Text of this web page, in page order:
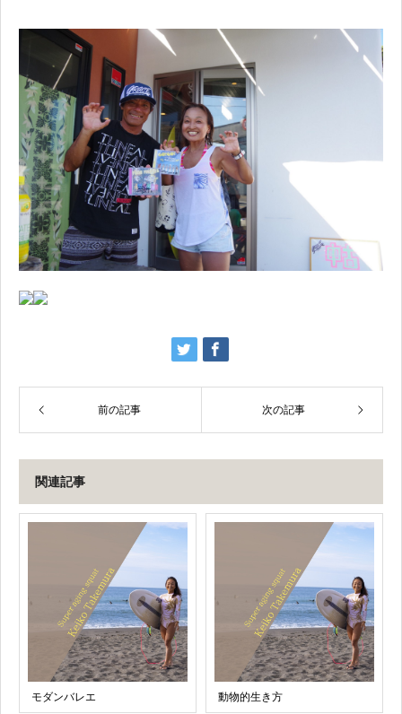
前の記事 次の記事
関連記事
モダンバレエ 動物的生き方